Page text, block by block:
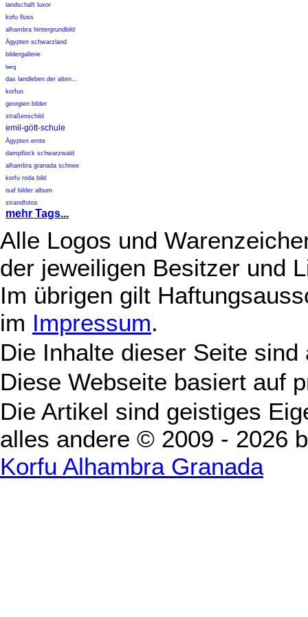
landschaft luxor
kofu fluss
alhambra hintergrundbild
Ägypten schwarzland
bildergallerie
berg
das landleben der alten...
korfuo
georgien bilder
straßenschild
emil-gött-schule
Ägypten ernte
dampflock schwarzwald
alhambra granada schnee
korfu roda bild
isaf bilder album
strandfotos
mehr Tags...
Alle Logos und
der jeweiligen Besitzer und
Im übrigen gilt
im Impressum.
Die Inhalte dieser Seite
Diese Webseite basiert auf
Die Artikel sind geistiges
alles andere © 2009 - 2026
Korfu Alhambra Granada